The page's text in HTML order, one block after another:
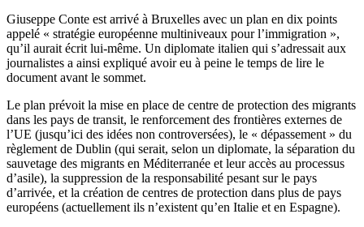
Giuseppe Conte est arrivé à Bruxelles avec un plan en dix points
appelé « stratégie européenne multiniveaux pour l’immigration »,
qu’il aurait écrit lui-même. Un diplomate italien qui s’adressait aux
journalistes a ainsi expliqué avoir eu à peine le temps de lire le
document avant le sommet.
Le plan prévoit la mise en place de centre de protection des migrants
dans les pays de transit, le renforcement des frontières externes de
l’UE (jusqu’ici des idées non controversées), le « dépassement » du
règlement de Dublin (qui serait, selon un diplomate, la séparation du
sauvetage des migrants en Méditerranée et leur accès au processus
d’asile), la suppression de la responsabilité pesant sur le pays
d’arrivée, et la création de centres de protection dans plus de pays
européens (actuellement ils n’existent qu’en Italie et en Espagne).